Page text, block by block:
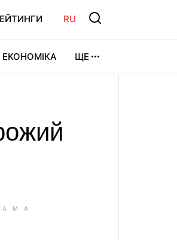
RU
ЕКОНОМІКА ЩЕ